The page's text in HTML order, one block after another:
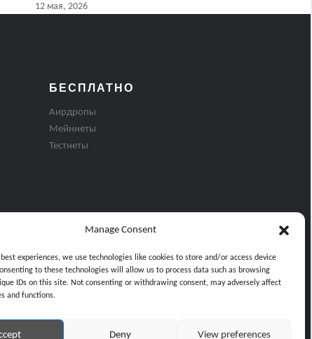
Manage Consent
experiences, we use technologies like cookies to store and/or access device
to these technologies will allow us to process data such as browsing
IDs on this site. Not consenting or withdrawing consent, may adversely affect
and functions.
Deny View preferences
12 мая, 2026
БЕСПЛАТНО
Аирдропы
Мейннеты
Тестнеты